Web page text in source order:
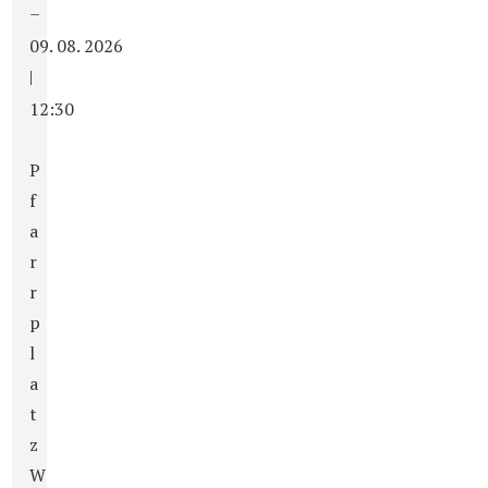
–
09. 08. 2026
|
12:30
P
f
a
r
r
p
l
a
t
z
W